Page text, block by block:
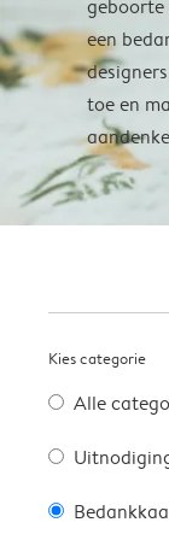
geboorte
een
toe en
Kies categorie
Alle